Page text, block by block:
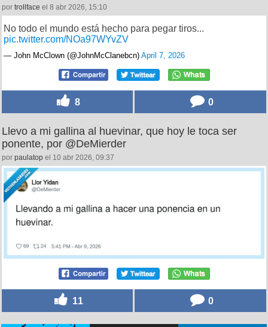
por trollface el 8 abr 2026, 15:10
No todo el mundo está hecho para pegar tiros...
pic.twitter.com/NOa97WYvZV
— John McClown (@JohnMcClanebcn) April 7, 2026
8 0
Llevo a mi gallina al huevinar, que hoy le toca ser
ponente, por @DeMierder
por paulatop el 10 abr 2026, 09:37
11 0